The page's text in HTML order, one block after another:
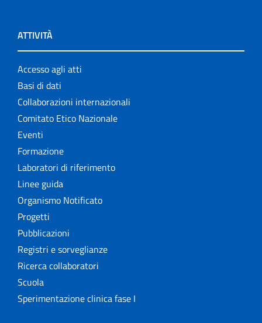
ATTIVITÀ
Accesso agli atti
Basi di dati
Collaborazioni internazionali
Comitato Etico Nazionale
Eventi
Formazione
Laboratori di riferimento
Linee guida
Organismo Notificato
Progetti
Pubblicazioni
Registri e sorveglianze
Ricerca collaboratori
Scuola
Sperimentazione clinica fase I